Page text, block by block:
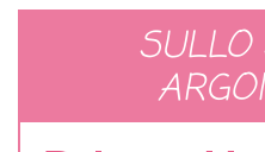
SULLO